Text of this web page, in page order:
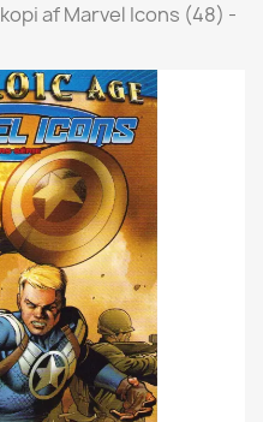
kopi af Marvel Icons (48) -